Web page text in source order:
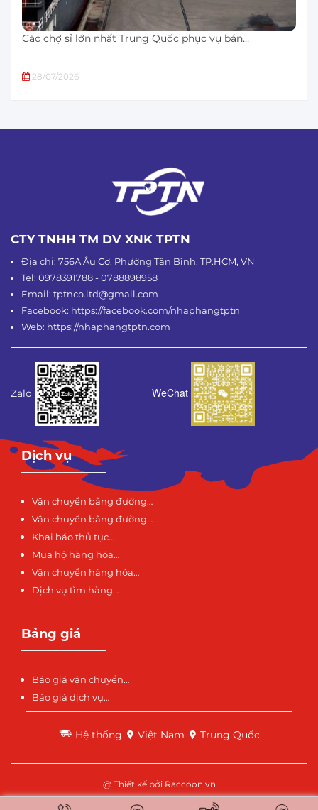
Các chợ sỉ lớn nhất Trung Quốc phục vụ bán…
28/07/2026
CTY TNHH TM DV XNK TPTN
Địa chỉ: 756A Âu Cơ, Phường Tân Bình, TP.HCM, VN
Tel: 0978391788 - 0788898958
Email: tptnco.ltd@gmail.com
Facebook: https://facebook.com/nhaphangtptn
Web: https://nhaphangtptn.com
Zalo WeChat
Dịch vụ
Vận chuyển bằng đường…
Vận chuyển bằng đường…
Khai báo thủ tục…
Mua hộ hàng hóa…
Vận chuyển hàng hóa…
Dịch vụ tìm hàng…
Bảng giá
Báo giá vận chuyển…
Báo giá dịch vụ…
Hệ thống Việt Nam Trung Quốc
@ Thiết kế bởi Raccoon.vn